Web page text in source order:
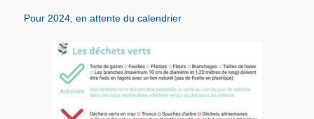
Pour 2024, en attente du calendrier